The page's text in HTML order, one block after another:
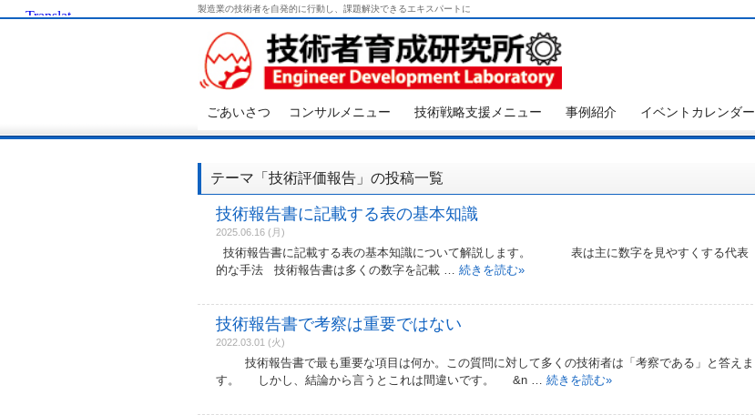
製造業の技術者を自発的に行動し、課題解決できるエキスパートに
ごあいさつ コンサルメニュー 技術戦略支援メニュー 事例紹介 イベントカレンダー
テーマ「技術評価報告」の投稿一覧
技術報告書に記載する表の基本知識
2025.06.16 (月)
技術報告書に記載する表の基本知識について解説します。 表は主に数字を見やすくする代表
的な手法 技術報告書は多くの数字を記載 … 続きを読む»
技術報告書で考察は重要ではない
2022.03.01 (火)
技術報告書で最も重要な項目は何か。この質問に対して多くの技術者は「考察である」と答えま
す。 しかし、結論から言うとこれは間違いです。 &n … 続きを読む»